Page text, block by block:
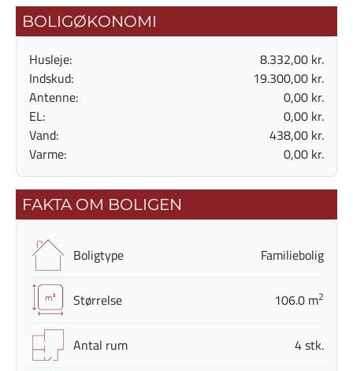
BOLIGØKONOMI
Husleje:
8.332,00 kr.
Indskud:
19.300,00 kr.
Antenne:
0,00 kr.
EL:
0,00 kr.
Vand:
438,00 kr.
Varme:
0,00 kr.
FAKTA OM BOLIGEN
Boligtype Familiebolig
Størrelse 106.0 m2
Antal rum 4 stk.